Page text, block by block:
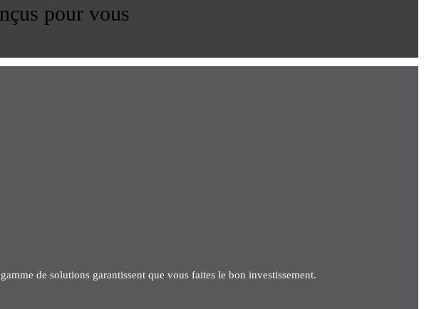
pour vous
de solutions garantissent que vous faites le bon investissement.